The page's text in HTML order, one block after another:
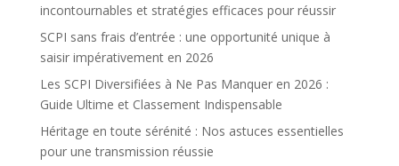
incontournables et stratégies efficaces pour réussir
SCPI sans frais d’entrée : une opportunité unique à
saisir impérativement en 2026
Les SCPI Diversifiées à Ne Pas Manquer en 2026 :
Guide Ultime et Classement Indispensable
Héritage en toute sérénité : Nos astuces essentielles
pour une transmission réussie